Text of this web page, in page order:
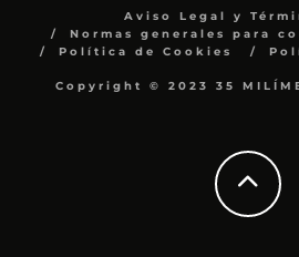
Aviso Legal y
Normas generales para
Política de Cookies
Copyright © 2023 35